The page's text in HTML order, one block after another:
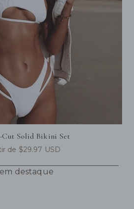
Solid Bikini Set
de $29.97 USD
destaque